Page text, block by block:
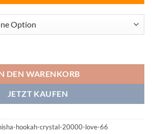
DEN WARENKORB
JETZT KAUFEN
hookah-crystal-20000-love-66